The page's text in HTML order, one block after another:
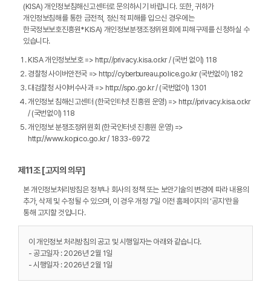
(KISA) 개인정보침해신고센터로 문의하시기 바랍니다. 또한, 귀하가
개인정보침해를 통한 금전적, 정신적 피해를 입으신 경우에는
한국정보보호진흥원*KISA) 개인정보분쟁조정위원회에 피해구제를 신청하실 수
있습니다.
KISA 개인정보보호 => http://privacy.kisa.or.kr / (국번 없이) 118
경찰청 사이버안전국 => http://cyberbureau.police.go.kr (국번없이) 182
대검찰청 사이버수사과 => http://spo.go.kr / (국번없이) 1301
개인정보 침해신고센터 (한국인터넷 진흥원 운영) => http://privacy.kisa.or.kr
/ (국번없이) 118
개인정보 분쟁조정위원회 (한국인터넷 진흥원 운영) =>
http://www.kopico.go.kr / 1833-6972
제11조 [고지의 의무]
본 개인정보처리방침은 정부나 회사의 정책 또는 보안기술의 변경에 따라 내용의
추가, 삭제 및 수정될 수 있으며, 이 경우 개정 7일 이전 홈페이지의 ‘공지’란을
통해 고지할 것입니다.
이 개인정보 처리방침의 공고 및 시행일자는 아래와 같습니다.
- 공고일자 : 2026년 2월 1일
- 시행일자 : 2026년 2월 1일